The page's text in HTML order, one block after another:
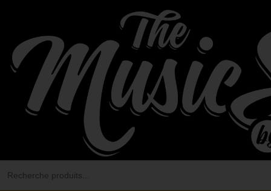
contenu